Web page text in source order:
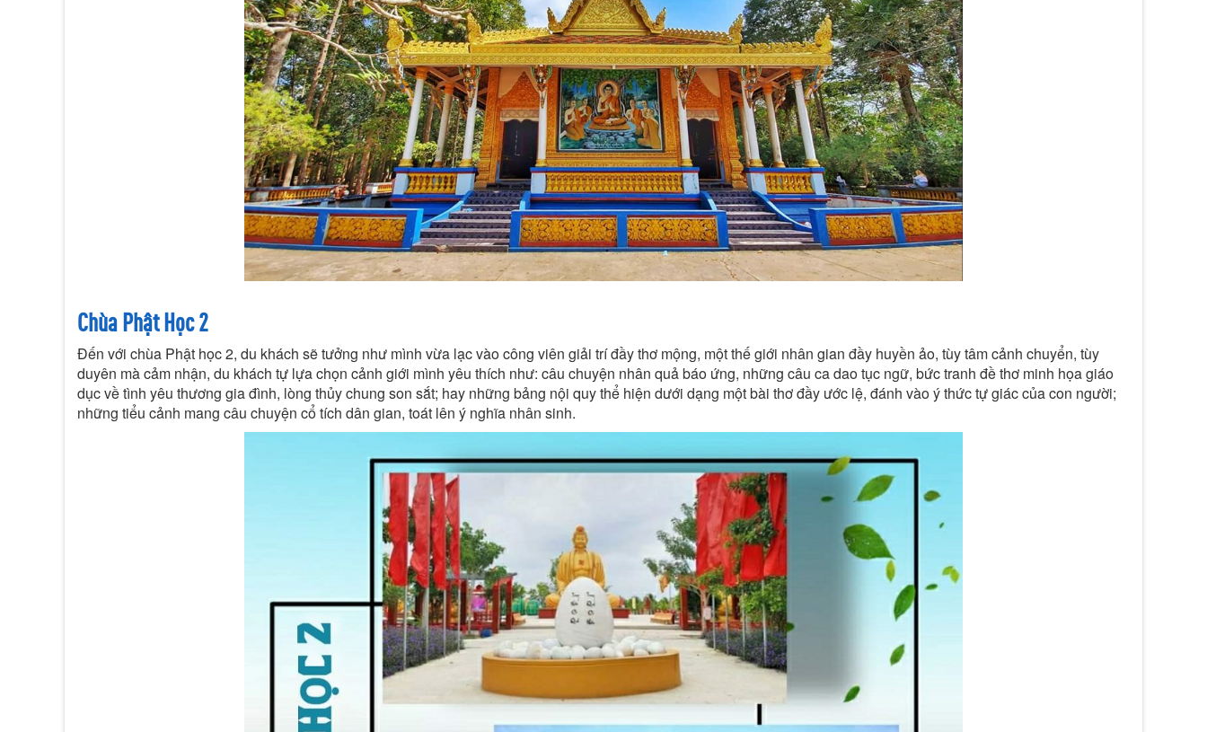
Chùa Phật Học 2
Đến với chùa Phật học 2, du khách sẽ tưởng như mình vừa lạc vào công viên giải trí đầy thơ mộng, một thế giới nhân gian đầy huyền ảo, tùy tâm cảnh chuyển, tùy
duyên mà cảm nhận, du khách tự lựa chọn cảnh giới mình yêu thích như: câu chuyện nhân quả báo ứng, những câu ca dao tục ngữ, bức tranh đề thơ minh họa giáo
dục về tình yêu thương gia đình, lòng thủy chung son sắt; hay những bảng nội quy thể hiện dưới dạng một bài thơ đầy ước lệ, đánh vào ý thức tự giác của con người;
những tiểu cảnh mang câu chuyện cổ tích dân gian, toát lên ý nghĩa nhân sinh.